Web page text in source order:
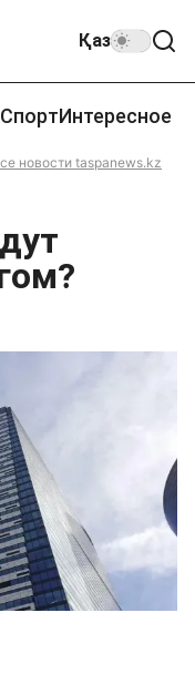
Қаз
СпортИнтересное
новости taspanews.kz